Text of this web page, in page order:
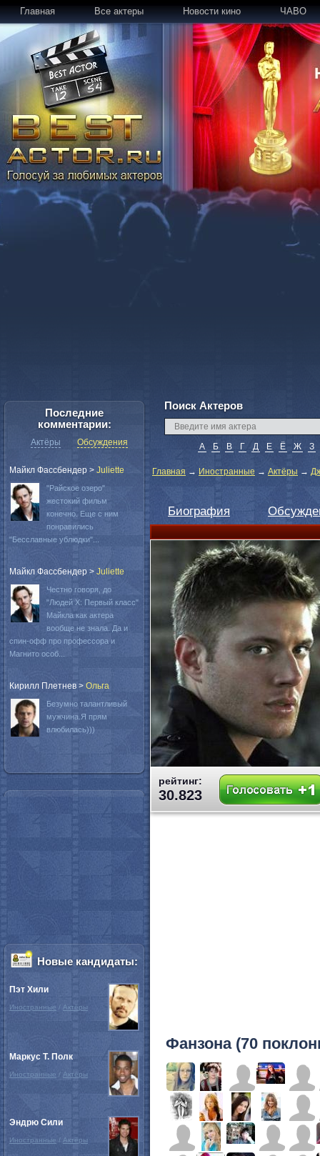
Главная Все актеры Новости кино ЧАВО
Поиск Актеров
А Б В Г Д Е Ё Ж З
Главная → Иностранные → Актёры →
Биография
рейтинг:
30.823
Фанзона (70
Последние
комментарии:
Актёры Обсуждения
Майкл Фассбендер > Juliette
"Райское озеро"
жестокий фильм
конечно. Еще с ним
понравились
"Бесславные ублюдки"...
Майкл Фассбендер > Juliette
Честно говоря, до
"Людей Х: Первый класс"
Майкла как актера
вообще не знала. Да и
спин-офф про профессора и
Магнито особ...
Кирилл Плетнев > Oльга
Безумно талантливый
мужчина.Я прям
влюбилась)))
Новые кандидаты:
Пэт Хили
Иностранные / Актёры
Маркус Т. Полк
Иностранные / Актёры
Эндрю Сили
Иностранные / Актёры